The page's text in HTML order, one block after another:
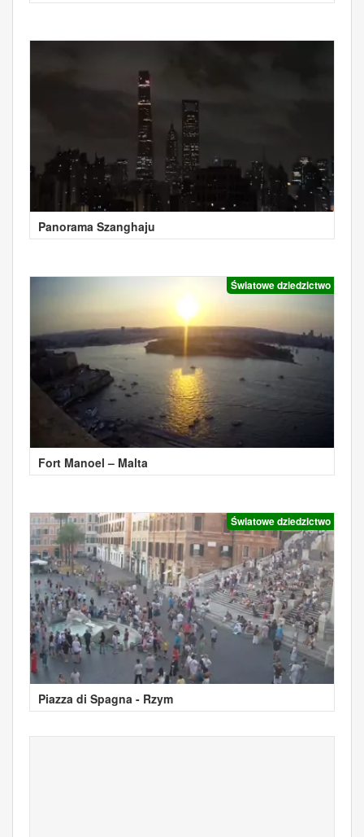
Panorama Szanghaju
Światowe dziedzictwo
Fort Manoel – Malta
Światowe dziedzictwo
Piazza di Spagna - Rzym